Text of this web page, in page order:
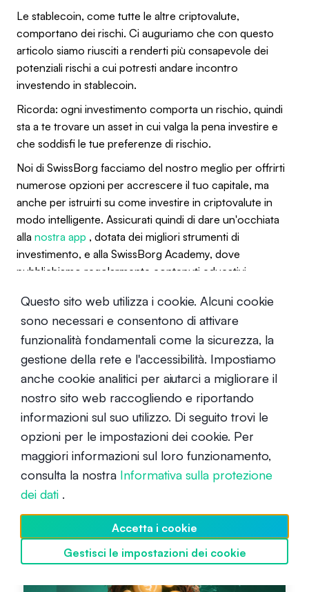
Le stablecoin, come tutte le altre criptovalute,
comportano dei rischi. Ci auguriamo che con questo
articolo siamo riusciti a renderti più consapevole dei
potenziali rischi a cui potresti andare incontro
investendo in stablecoin.
Ricorda: ogni investimento comporta un rischio, quindi
sta a te trovare un asset in cui valga la pena investire e
che soddisfi le tue preferenze di rischio.
Noi di SwissBorg facciamo del nostro meglio per offrirti
numerose opzioni per accrescere il tuo capitale, ma
anche per istruirti su come investire in criptovalute in
modo intelligente. Assicurati quindi di dare un'occhiata
alla nostra app , dotata dei migliori strumenti di
investimento, e alla SwissBorg Academy, dove
pubblichiamo regolarmente contenuti educativi.
TI POTREBBE INTERESSARE ANCHE
Che cos'è il Bitcoin?
Principiante
Questo sito web utilizza i cookie. Alcuni cookie
sono necessari e consentono di attivare
funzionalità fondamentali come la sicurezza, la
gestione della rete e l'accessibilità. Impostiamo
anche cookie analitici per aiutarci a migliorare il
nostro sito web raccogliendo e riportando
informazioni sul suo utilizzo. Di seguito trovi le
opzioni per le impostazioni dei cookie. Per
maggiori informazioni sul loro funzionamento,
consulta la nostra Informativa sulla protezione
dei dati .
Accetta i cookie
Gestisci le impostazioni dei cookie
Scopri SwissBorg